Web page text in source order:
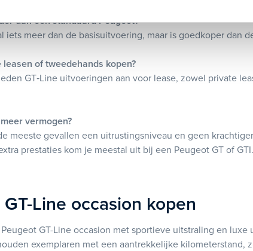
dan een standaard Peugeot?
iets meer dan de basisuitvoering, maar is goedkoper dan
leasen of tweedehands kopen?
GT‑Line uitvoeringen aan voor lease, zowel private
vermogen?
meeste gevallen een uitrustingsniveau en geen
prestaties kom je meestal uit bij een Peugeot GT of GTI.
Line occasion kopen
GT-Line occasion met sportieve uitstraling en
exemplaren met een aantrekkelijke kilometerstand,